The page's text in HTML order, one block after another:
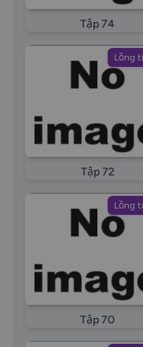
Tập 74
Lồng
Tập 72
Lồng
Tập 70